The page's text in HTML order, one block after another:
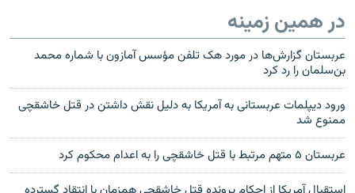
در همین زمینه
عربستان گزارش‌ها در مورد هک تلفن مؤسس آمازون با شماره محمد
بن‌سلمان را رد کرد
ورود دیپلمات عربستانی به آمریکا به دلیل نقش داشتن در قتل خاشقچی
ممنوع شد
عربستان ۵ متهم مرتبط با قتل خاشقچی را به اعدام محکوم کرد